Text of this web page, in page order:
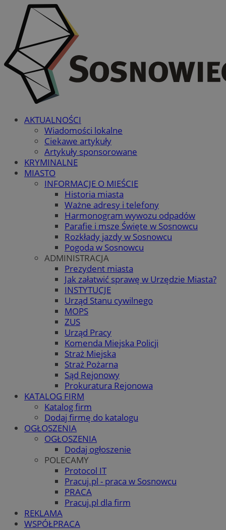
AKTUALNOŚCI
Wiadomości lokalne
Ciekawe artykuły
Artykuły sponsorowane
KRYMINALNE
MIASTO
INFORMACJE O MIEŚCIE
Historia miasta
Ważne adresy i telefony
Harmonogram wywozu odpadów
Parafie i msze Święte w Sosnowcu
Rozkłady jazdy w Sosnowcu
Pogoda w Sosnowcu
ADMINISTRACJA
Prezydent miasta
Jak załatwić sprawę w Urzędzie Miasta?
INSTYTUCJE
Urząd Stanu cywilnego
MOPS
ZUS
Urząd Pracy
Komenda Miejska Policji
Straż Miejska
Straż Pożarna
Sąd Rejonowy
Prokuratura Rejonowa
KATALOG FIRM
Katalog firm
Dodaj firmę do katalogu
OGŁOSZENIA
OGŁOSZENIA
Dodaj ogłoszenie
POLECAMY
Protocol IT
Pracuj.pl - praca w Sosnowcu
PRACA
Pracuj.pl dla firm
REKLAMA
WSPÓŁPRACA